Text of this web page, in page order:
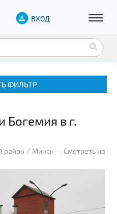
ВХОД
ФИЛЬТР
Богемия в г.
район Минск — Смотреть на